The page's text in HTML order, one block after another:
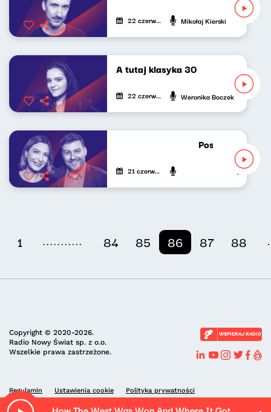
22 czerwca 2023 Mikołaj Kierski
A tutaj klasyka 30
22 czerwca 2023 Weronika Boczek
Poszukiwacze
21 czerwca 2023 Katarzyna
1 ........... 84 85 86 87 88
Copyright © 2020-2026.
Radio Nowy Świat sp. z o.o.
Wszelkie prawa zastrzeżone.
WSPIERAJ RADIO
Regulamin Ustawienia cookie Polityka prywatności